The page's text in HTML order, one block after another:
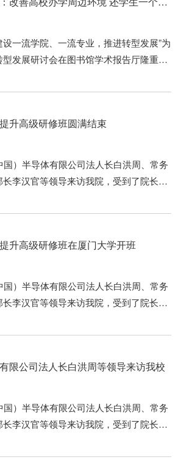
一流学院、一流专业，推进转型发展”为
发展研讨会在图书馆学术报告厅隆重召
升高级研修班圆满结束
）半导体有限公司法人长白洪周、常务
李汉官等领导来访我院，受到了院长沈
升高级研修班在厦门大学开班
）半导体有限公司法人长白洪周、常务
李汉官等领导来访我院，受到了院长沈
限公司法人长白洪周等领导来访我校
）半导体有限公司法人长白洪周、常务
李汉官等领导来访我院，受到了院长沈